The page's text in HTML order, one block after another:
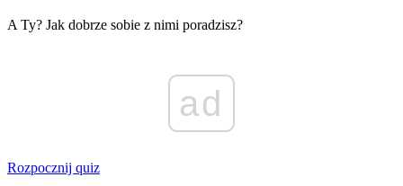
A Ty? Jak dobrze sobie z nimi poradzisz?
ad
Rozpocznij quiz